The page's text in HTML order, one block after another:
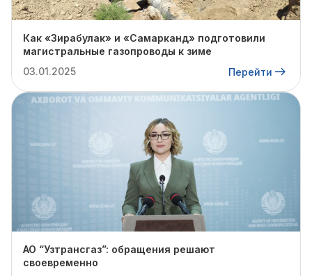
Как «Зирабулак» и «Самарканд» подготовили
магистральные газопроводы к зиме
03.01.2025
Перейти
АО “Узтрансгаз”: обращения решают
своевременно